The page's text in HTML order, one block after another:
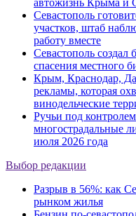
Севастополь
участков, штаб
работу вместе
Севастополь создал
спасения местного
Крым, Краснодар,
рекламы, которая
винодельческие
Ручьи под
многострадальные
июля 2026 года
Выбор редакции
Разрыв в 56%: как
рынком жилья